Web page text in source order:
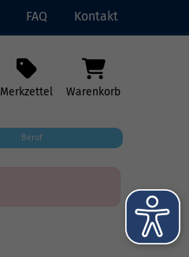
FAQ Kontakt
Merkzettel Warenkorb
Beruf